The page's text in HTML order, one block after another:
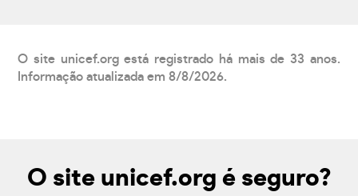
O site unicef.org está registrado há mais de 33 anos.
Informação atualizada em 8/8/2026.
O site unicef.org é seguro?